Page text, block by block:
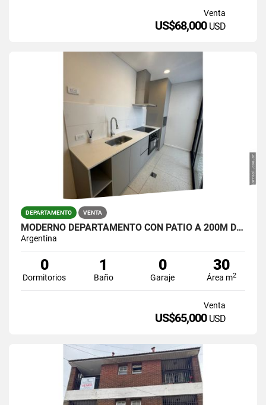
Venta
US$68,000 USD
DEPARTAMENTO VENTA
MODERNO DEPARTAMENTO CON PATIO A 200M DEL MAR
Argentina
0
Dormitorios
1
Baño
0
Garaje
30
Área m2
Venta
US$65,000 USD